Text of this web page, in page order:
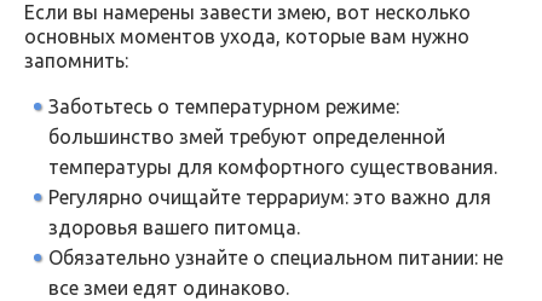
Если вы намерены завести змею, вот несколько
основных моментов ухода, которые вам нужно
запомнить:
Заботьтесь о температурном режиме:
большинство змей требуют определенной
температуры для комфортного существования.
Регулярно очищайте террариум: это важно для
здоровья вашего питомца.
Обязательно узнайте о специальном питании: не
все змеи едят одинаково.